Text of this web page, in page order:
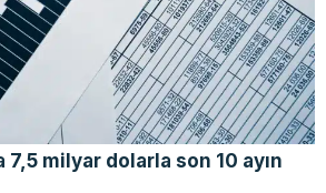
7,5 milyar dolarla son 10 ayın